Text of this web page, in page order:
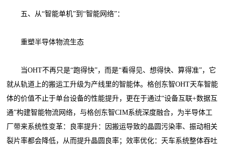
五、从“智能单机”到“智能网络”：
重塑半导体物流生态
当OHT不再只是“跑得快”，而是“看得见、想得快、算得准”，它
就从轨道上的搬运工升级为产线里的智能体。格创东智OHT天车智能
体的价值不止于单台设备的性能提升，更在于通过“设备互联+数据互
通”构建智能物流网络，与格创东智CIM系统深度融合，为半导体工
厂带来系统性变革：良率提升：因搬运导致的晶圆污染率、振动相关
裂片率都会降低，从而提升晶圆良率；效率优化：天车系统整体吞吐